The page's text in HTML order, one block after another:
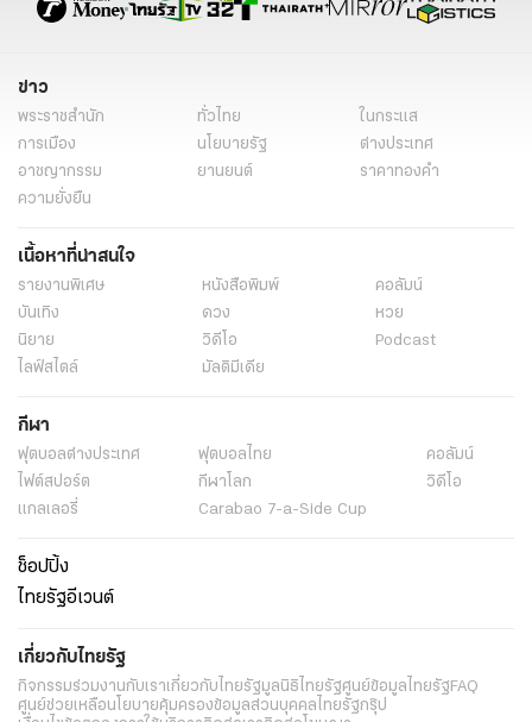
ข่าว
พระราชสำนัก ทั่วไทย
ในกระแส
การเมือง
นโยบายรัฐ
ต่างประเทศ
อาชญากรรม
ยานยนต์
ราคาทองคำ
ความยั่งยืน
เนื้อหาที่น่าสนใจ
รายงานพิเศษ หนังสือพิมพ์
คอลัมน์
บันเทิง
ดวง
หวย
นิยาย
วิดีโอ
Podcast
ไลฟ์สไตล์
มัลติมีเดีย
กีฬา
ฟุตบอลต่่างประเทศ ฟุตบอลไทย
คอลัมน์
ไฟต์สปอร์ต
กีฬาโลก
วิดีโอ
แกลเลอรี่
Carabao 7-a-Side Cup
ช็อปปิ้ง
ไทยรัฐอีเวนต์
เกี่ยวกับไทยรัฐ
กิจกรรมร่วมงานกับเราเกี่ยวกับไทยรัฐมูลนิธิไทยรัฐศูนย์ข้อมูลไทยรัฐFAQ
ศูนย์ช่วยเหลือนโยบายคุ้มครองข้อมูลส่วนบุคคลไทยรัฐกรุ๊ป